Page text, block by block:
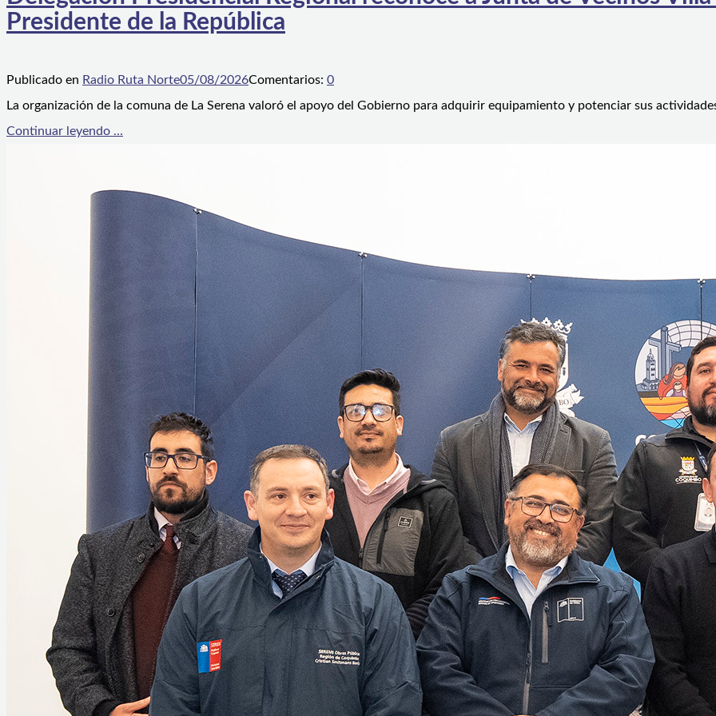
Presidente de la República
Publicado en Radio Ruta Norte05/08/2026Comentarios: 0
La organización de la comuna de La Serena valoró el apoyo del Gobierno para adquirir equipamiento y potenciar sus
Continuar leyendo ...